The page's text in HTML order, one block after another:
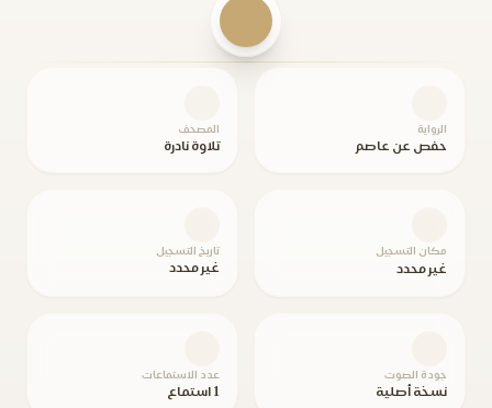
الرواية
حفص عن عاصم
المصحف
تلاوة نادرة
مكان التسجيل
غير محدد
تاريخ التسجيل
غير محدد
جودة الصوت
نسخة أصلية
عدد الاستماعات
1 استماع